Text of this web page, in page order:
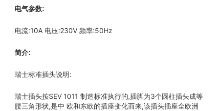
电气参数:
电流:10A 电压:230V 频率:50Hz
简介:
瑞士标准插头说明:
瑞士插头按SEV 1011 制造标准执行的,插脚为3个圆柱插头成等
腰三角形状,是中 欧和东欧的插座变化而来,该插头插座全欧洲